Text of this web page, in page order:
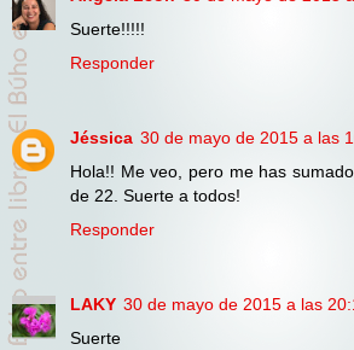
Suerte!!!!!
Responder
Jéssica 30 de mayo de 2015 a las
Hola!! Me veo, pero me has
de 22. Suerte a todos!
Responder
LAKY 30 de mayo de 2015 a las
Suerte